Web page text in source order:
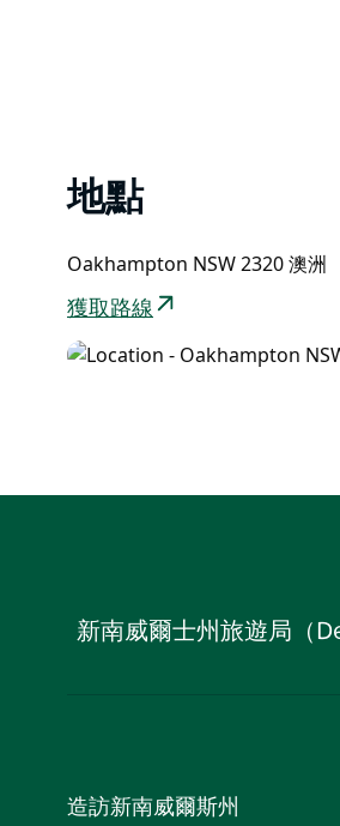
地點
Oakhampton NSW 2320 澳洲
獲取路線
新南威爾士州旅遊局（
造訪新南威爾斯州